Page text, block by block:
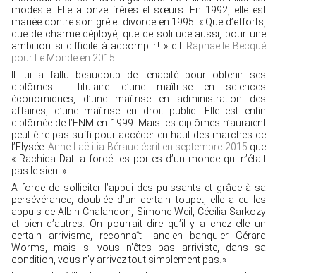
modeste. Elle a onze frères et sœurs. En 1992, elle est
mariée contre son gré et divorce en 1995. « Que d’efforts,
que de charme déployé, que de solitude aussi, pour une
ambition si difficile à accomplir ! » dit Raphaëlle Becqué
pour Le Monde en 2015.
Il lui a fallu beaucoup de ténacité pour obtenir ses
diplômes : titulaire d’une maîtrise en sciences
économiques, d’une maîtrise en administration des
affaires, d’une maîtrise en droit public. Elle est enfin
diplômée de l’ENM en 1999. Mais les diplômes n’auraient
peut-être pas suffi pour accéder en haut des marches de
l’Elysée.Anne-Laëtitia Béraud écrit en septembre 2015 que
« Rachida Dati a forcé les portes d’un monde qui n’était
pas le sien. »
A force de solliciter l’appui des puissants et grâce à sa
persévérance, doublée d’un certain toupet, elle a eu les
appuis de Albin Chalandon, Simone Weil, Cécilia Sarkozy
et bien d’autres. On pourrait dire qu’il y a chez elle un
certain arrivisme, reconnaît l’ancien banquier Gérard
Worms, mais si vous n’êtes pas arriviste, dans sa
condition, vous n’y arrivez tout simplement pas. »